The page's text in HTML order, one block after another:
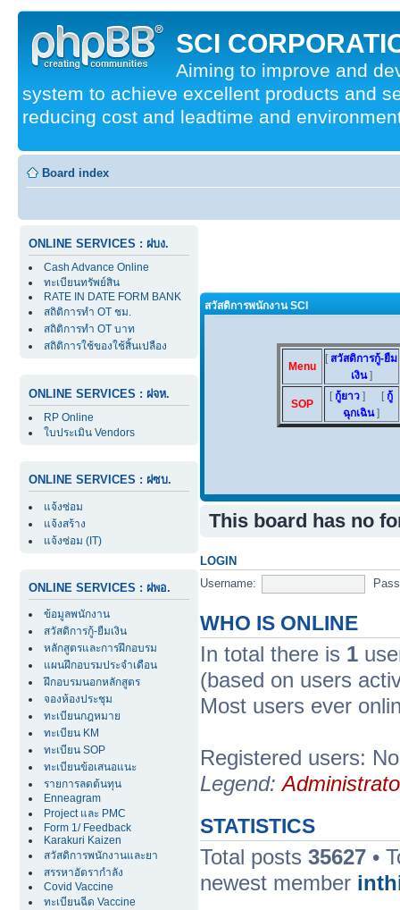
SCI
Aiming to improve and
system to achieve excellent products and
reducing cost and leadtime and
Board index
ONLINE SERVICES : ฝบง.
Cash Advance Online
ทะเบียนทรัพย์สิน
RATE IN DATE FORM BANK
สถิติการทำ OT ชม.
สถิติการทำ OT บาท
สถิติการใช้ของใช้สิ้นเปลือง
ONLINE SERVICES : ฝจห.
RP Online
ใบประเมิน Vendors
ONLINE SERVICES : ฝซบ.
แจ้งซ่อม
แจ้งสร้าง
แจ้งซ่อม (IT)
ONLINE SERVICES : ฝพอ.
ข้อมูลพนักงาน
สวัสดิการกู้-ยืมเงิน
หลักสูตรและการฝึกอบรม
แผนฝึกอบรมประจำเดือน
ฝึกอบรมนอกหลักสูตร
จองห้องประชุม
ทะเบียนกฎหมาย
ทะเบียน KM
ทะเบียน SOP
ทะเบียนข้อเสนอแนะ
รายการลดต้นทุน
Enneagram
Project และ PMC
Form 1/ Feedback
Karakuri Kaizen
สวัสดิการพนักงานและยา
สรรหาอัตรากำลัง
Covid Vaccine
ทะเบียนฉีด Vaccine
สวัสดิการพนักงาน SCI
Menu
[ สวัสดิการกู้-ยืม
เงิน]
SOP
[ กู้ยาว ] [ กู้
ฉุกเฉิน]
This board has no
LOGIN
Username:
WHO IS ONLINE
In total there is 1
(based on users
Most users ever
Registered users:
Legend:
STATISTICS
Total posts 35627 •
newest member